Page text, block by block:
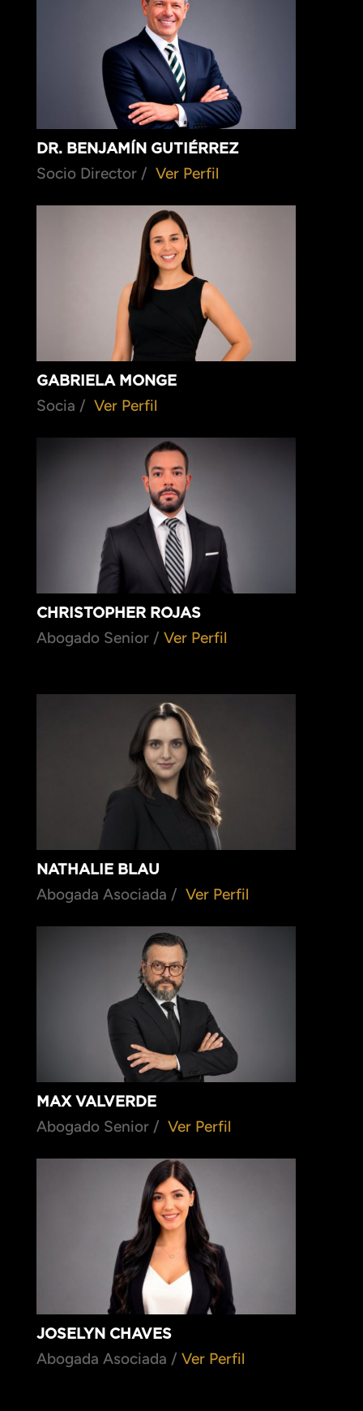
DR. BENJAMÍN GUTIÉRREZ
Socio Director / Ver Perfil
GABRIELA MONGE
Socia / Ver Perfil
CHRISTOPHER ROJAS
Abogado Senior / Ver Perfil
NATHALIE BLAU
Abogada Asociada / Ver Perfil
MAX VALVERDE
Abogado Senior / Ver Perfil
JOSELYN CHAVES
Abogada Asociada / Ver Perfil